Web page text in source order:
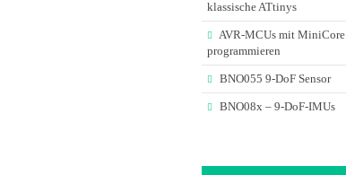
klassische ATtinys
AVR-MCUs mit MiniCore
programmieren
BNO055 9-DoF Sensor
BNO08x – 9-DoF-IMUs